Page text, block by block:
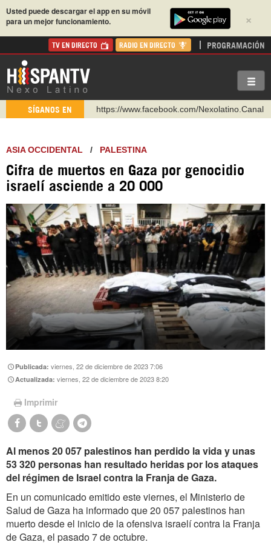
×
Usted puede descargar el app en su móvil
para un mejor funcionamiento.
TV EN DIRECTO RADIO EN DIRECTO PROGRAMACIÓN
SÍGANOS EN
https://www.facebook.com/Nexolatino.Canal
http://twitter.com/nexo_latino
https://t.me/hispantvcanal
https://urmedium.com/c/hispantv
Instagram como: hispan_tv
ASIA OCCIDENTAL / PALESTINA
Cifra de muertos en Gaza por genocidio
israelí asciende a 20 000
Publicada:viernes, 22 de diciembre de 2023 7:06
Actualizada:viernes, 22 de diciembre de 2023 8:20
Imprimir
Al menos 20 057 palestinos han perdido la vida y unas
53 320 personas han resultado heridas por los ataques
del régimen de Israel contra la Franja de Gaza.
En un comunicado emitido este viernes, el Ministerio de
Salud de Gaza ha informado que 20 057 palestinos han
muerto desde el inicio de la ofensiva israelí contra la Franja
de Gaza, el pasado 7 de octubre.